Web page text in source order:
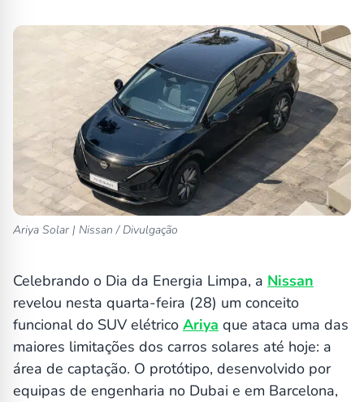
Ariya Solar | Nissan / Divulgação
Celebrando o Dia da Energia Limpa, a Nissan
revelou nesta quarta-feira (28) um conceito
funcional do SUV elétrico Ariya que ataca uma das
maiores limitações dos carros solares até hoje: a
área de captação. O protótipo, desenvolvido por
equipas de engenharia no Dubai e em Barcelona,